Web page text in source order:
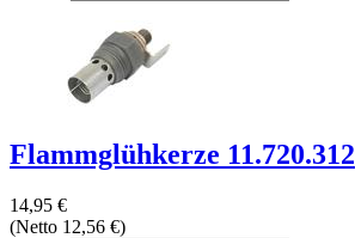
Flammglühkerze 11.720.312
14,95 €
(Netto 12,56 €)